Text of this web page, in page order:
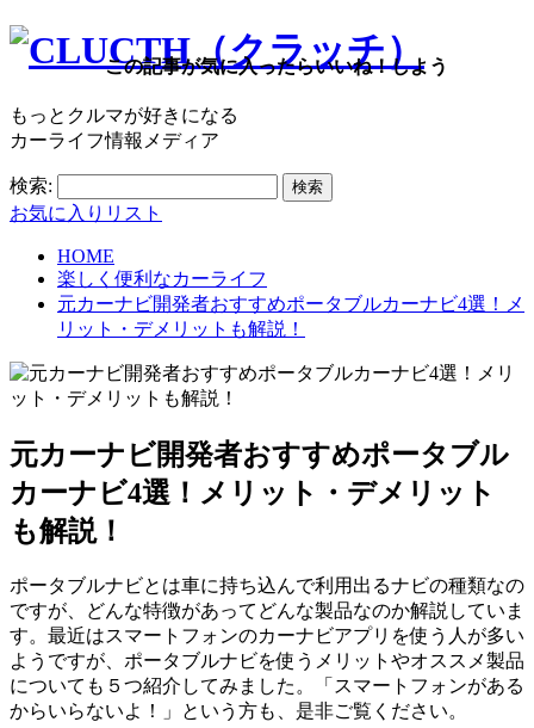
もっとクルマが好きになる
カーライフ情報メディア
検索:
お気に入りリスト
HOME
楽しく便利なカーライフ
元カーナビ開発者おすすめポータブルカーナビ4選！メ
リット・デメリットも解説！
元カーナビ開発者おすすめポータブル
カーナビ4選！メリット・デメリット
も解説！
ポータブルナビとは車に持ち込んで利用出るナビの種類なの
ですが、どんな特徴があってどんな製品なのか解説していま
す。最近はスマートフォンのカーナビアプリを使う人が多い
ようですが、ポータブルナビを使うメリットやオススメ製品
についても５つ紹介してみました。「スマートフォンがある
からいらないよ！」という方も、是非ご覧ください。
この記事が気に入ったらいいね！しよう